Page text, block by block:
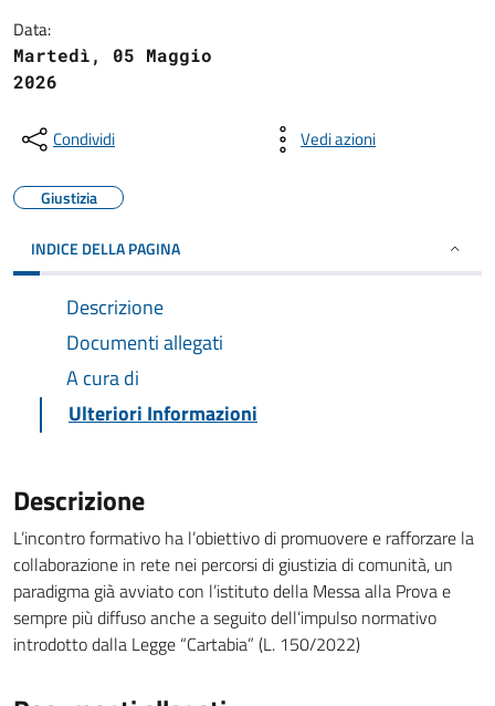
Data:
Martedì, 05 Maggio
2026
Condividi Vedi azioni
Giustizia
INDICE DELLA PAGINA
Descrizione
Documenti allegati
A cura di
Ulteriori Informazioni
Descrizione
L’incontro formativo ha l’obiettivo di promuovere e rafforzare la
collaborazione in rete nei percorsi di giustizia di comunità, un
paradigma già avviato con l’istituto della Messa alla Prova e
sempre più diffuso anche a seguito dell’impulso normativo
introdotto dalla Legge “Cartabia” (L. 150/2022)